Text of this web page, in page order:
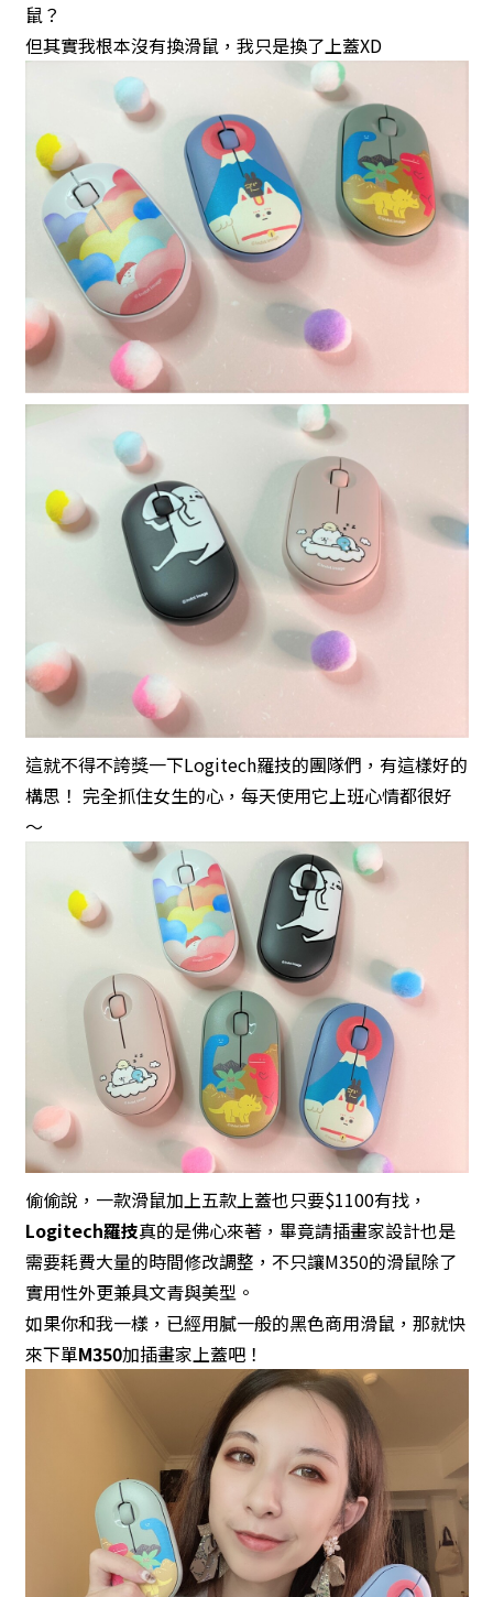
鼠？
但其實我根本沒有換滑鼠，我只是換了上蓋XD
這就不得不誇獎一下Logitech羅技的團隊們，有這樣好的
構思！ 完全抓住女生的心，每天使用它上班心情都很好
～
偷偷說，一款滑鼠加上五款上蓋也只要$1100有找，
Logitech羅技真的是佛心來著，畢竟請插畫家設計也是
需要耗費大量的時間修改調整，不只讓M350的滑鼠除了
實用性外更兼具文青與美型。
如果你和我一樣，已經用膩一般的黑色商用滑鼠，那就快
來下單M350加插畫家上蓋吧！